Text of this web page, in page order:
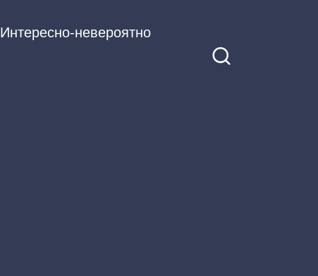
Интересно-невероятно